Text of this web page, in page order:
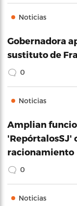
Noticias
Gobernadora
sustituto de
0
Noticias
Amplian
'RepórtalosSJ'
racionamiento
0
Noticias